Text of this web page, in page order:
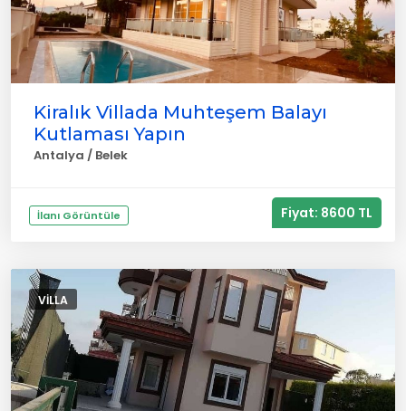
Kiralık Villada Muhteşem Balayı
Kutlaması Yapın
Antalya / Belek
İlanı Görüntüle Fiyat: 8600 TL
VILLA